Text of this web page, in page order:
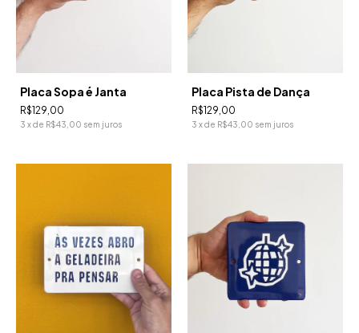
Placa Sopa é Janta
R$129,00
3 xde R$43,00 sem juros
Placa Pista de Dança
R$129,00
3 xde R$43,00 sem juros